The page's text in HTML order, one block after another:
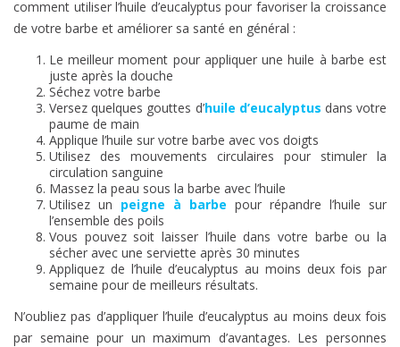
comment utiliser l’huile d’eucalyptus pour favoriser la croissance
de votre barbe et améliorer sa santé en général :
Le meilleur moment pour appliquer une huile à barbe est
juste après la douche
Séchez votre barbe
Versez quelques gouttes d’huile d’eucalyptus dans votre
paume de main
Applique l’huile sur votre barbe avec vos doigts
Utilisez des mouvements circulaires pour stimuler la
circulation sanguine
Massez la peau sous la barbe avec l’huile
Utilisez un peigne à barbe pour répandre l’huile sur
l’ensemble des poils
Vous pouvez soit laisser l’huile dans votre barbe ou la
sécher avec une serviette après 30 minutes
Appliquez de l’huile d’eucalyptus au moins deux fois par
semaine pour de meilleurs résultats.
N’oubliez pas d’appliquer l’huile d’eucalyptus au moins deux fois
par semaine pour un maximum d’avantages. Les personnes